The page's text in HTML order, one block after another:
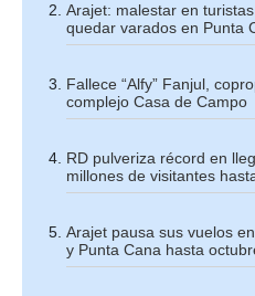
Arajet: malestar en
quedar varados en Punta
Fallece “Alfy” Fanjul,
complejo Casa de Campo
RD pulveriza récord en
millones de visitantes
Arajet pausa sus vuelos
y Punta Cana hasta